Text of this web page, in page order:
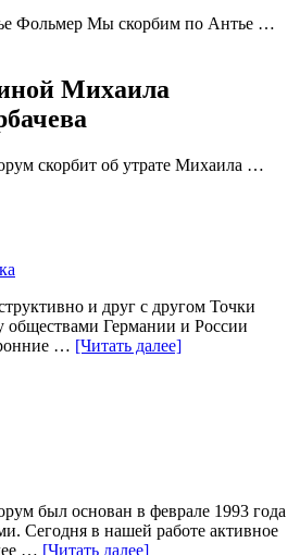
Фольмер Мы скорбим по Антье …
Михаила
скорбит об утрате Михаила …
и друг с другом Точки
обществами Германии и России
… [Читать далее]
был основан в феврале 1993 года
Сегодня в нашей работе активное
… [Читать далее]